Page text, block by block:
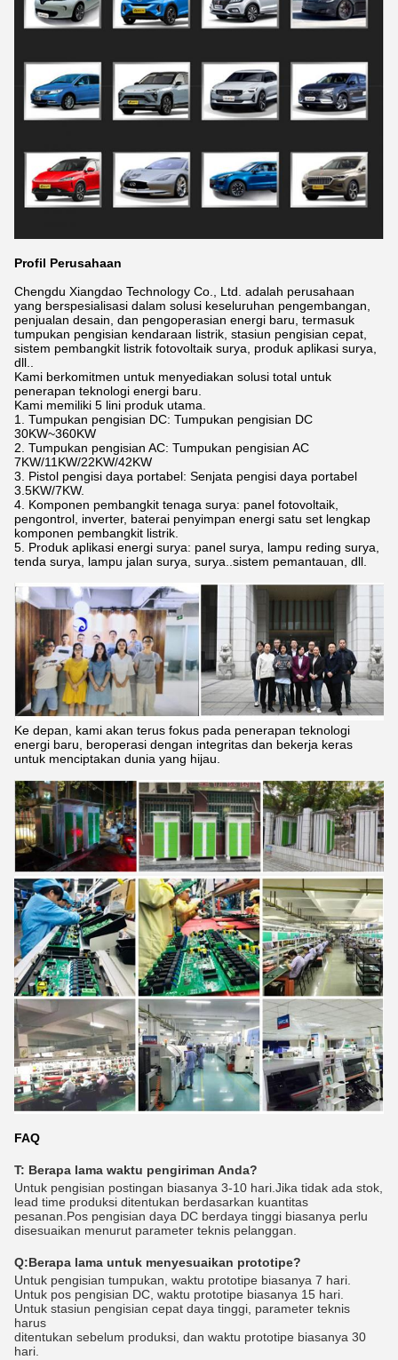
Profil Perusahaan
Chengdu Xiangdao Technology Co., Ltd. adalah perusahaan
yang berspesialisasi dalam solusi keseluruhan pengembangan,
penjualan desain, dan pengoperasian energi baru, termasuk
tumpukan pengisian kendaraan listrik, stasiun pengisian cepat,
sistem pembangkit listrik fotovoltaik surya, produk aplikasi surya,
dll..
Kami berkomitmen untuk menyediakan solusi total untuk
penerapan teknologi energi baru.
Kami memiliki 5 lini produk utama.
1. Tumpukan pengisian DC: Tumpukan pengisian DC
30KW~360KW
2. Tumpukan pengisian AC: Tumpukan pengisian AC
7KW/11KW/22KW/42KW
3. Pistol pengisi daya portabel: Senjata pengisi daya portabel
3.5KW/7KW.
4. Komponen pembangkit tenaga surya: panel fotovoltaik,
pengontrol, inverter, baterai penyimpan energi satu set lengkap
komponen pembangkit listrik.
5. Produk aplikasi energi surya: panel surya, lampu reding surya,
tenda surya, lampu jalan surya, surya..sistem pemantauan, dll.
Ke depan, kami akan terus fokus pada penerapan teknologi
energi baru, beroperasi dengan integritas dan bekerja keras
untuk menciptakan dunia yang hijau.
FAQ
T: Berapa lama waktu pengiriman Anda?
Untuk pengisian postingan biasanya 3-10 hari.Jika tidak ada stok,
lead time produksi ditentukan berdasarkan kuantitas
pesanan.Pos pengisian daya DC berdaya tinggi biasanya perlu
disesuaikan menurut parameter teknis pelanggan.
Q:Berapa lama untuk menyesuaikan prototipe?
Untuk pengisian tumpukan, waktu prototipe biasanya 7 hari.
Untuk pos pengisian DC, waktu prototipe biasanya 15 hari.
Untuk stasiun pengisian cepat daya tinggi, parameter teknis
harus
ditentukan sebelum produksi, dan waktu prototipe biasanya 30
hari.